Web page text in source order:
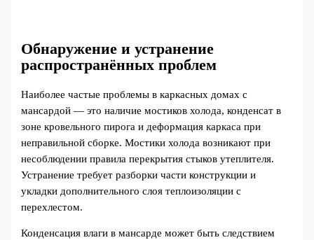
Обнаружение и устранение
распространённых проблем
Наиболее частые проблемы в каркасных домах с
мансардой — это наличие мостиков холода, конденсат в
зоне кровельного пирога и деформация каркаса при
неправильной сборке. Мостики холода возникают при
несоблюдении правила перекрытия стыков утеплителя.
Устранение требует разборки части конструкции и
укладки дополнительного слоя теплоизоляции с
перехлестом.
Конденсация влаги в мансарде может быть следствием